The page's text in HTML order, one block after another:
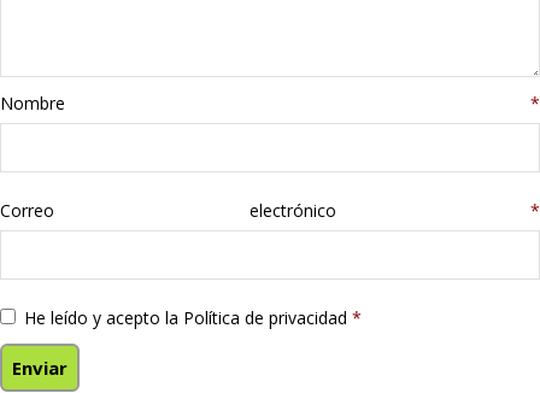
libros
Nombre *
Correo electrónico *
He leído y acepto la Política de privacidad *